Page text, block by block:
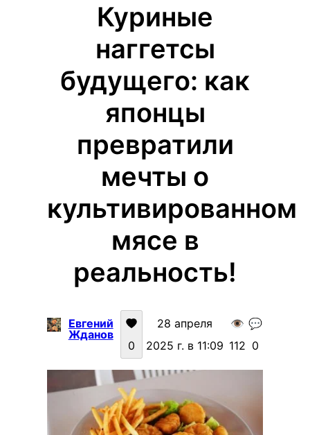
Куриные
наггетсы
будущего: как
японцы
превратили
мечты о
культивированном
мясе в
реальность!
Евгений
Жданов
0
28 апреля
2025 г. в 11:09
👁️
112
💬
0